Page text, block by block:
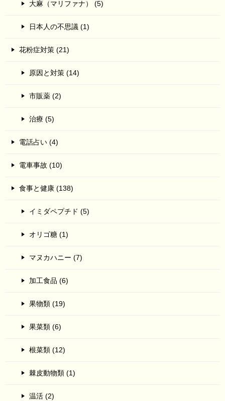
大麻（マリファナ） (5)
日本人の不思議 (1)
花粉症対策 (21)
原因と対策 (14)
市販薬 (2)
治療 (5)
電話占い (4)
電車事故 (10)
食事と健康 (138)
イミダペプチド (5)
オリゴ糖 (1)
マヌカハニー (7)
加工食品 (6)
果物類 (19)
果菜類 (6)
根菜類 (12)
棘皮動物類 (1)
温活 (2)